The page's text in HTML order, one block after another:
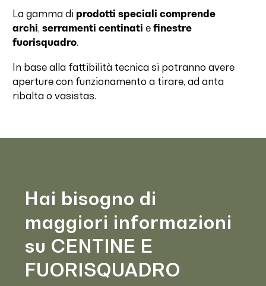
La gamma di prodotti speciali comprende
archi, serramenti centinati e finestre
fuorisquadro.
In base alla fattibilità tecnica si potranno avere
aperture con funzionamento a tirare, ad anta
ribalta o vasistas.
Hai bisogno di
maggiori informazioni
su CENTINE E
FUORISQUADRO